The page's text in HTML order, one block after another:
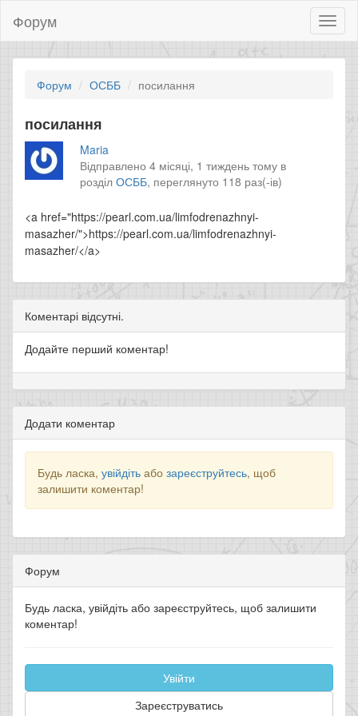
Форум
Форум ОСББ посилання
посилання
Maria
Відправлено 4 місяці, 1 тиждень тому в
розділОСББ, переглянуто 118 раз(-ів)
<a href="https://pearl.com.ua/limfodrenazhnyi-
masazher/">https://pearl.com.ua/limfodrenazhnyi-
masazher/</a>
Коментарі відсутні.
Додайте перший коментар!
Додати коментар
Будь ласка, увійдіть або зареєструйтесь, щоб
залишити коментар!
Форум
Будь ласка, увійдіть або зареєструйтесь, щоб залишити
коментар!
Увійти
Зареєструватись